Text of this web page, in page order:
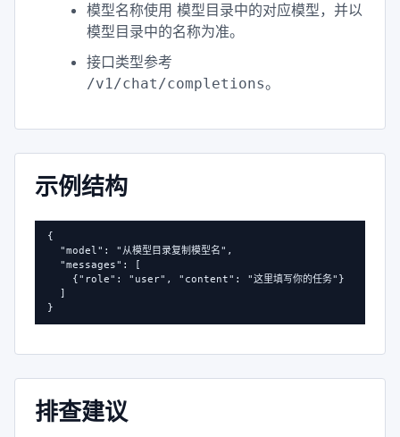
模型名称使用 模型目录中的对应模型，并以
模型目录中的名称为准。
接口类型参考
/v1/chat/completions。
示例结构
{
  "model": "从模型目录复制模型名",
  "messages": [
    {"role": "user", "content": "这里填写你的任务"}
  ]
}
排查建议